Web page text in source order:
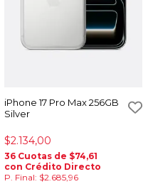
iPhone 17 Pro Max 256GB
Silver
$2.134,00
36 Cuotas de $74,61
con Crédito Directo
P. Final: $2.685,96